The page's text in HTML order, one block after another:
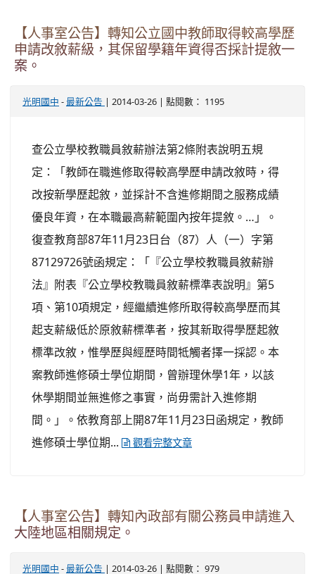
【人事室公告】轉知公立國中教師取得較高學歷
申請改敘薪級，其保留學籍年資得否採計提敘一
案。
光明國中 - 最新公告 | 2014-03-26 | 點閱數： 1195
查公立學校教職員敘薪辦法第2條附表說明五規
定：「教師在職進修取得較高學歷申請改敘時，得
改按新學歷起敘，並採計不含進修期間之服務成績
優良年資，在本職最高薪範圍內按年提敘。…」。
復查教育部87年11月23日台（87）人（一）字第
87129726號函規定：「『公立學校教職員敘薪辦
法』附表『公立學校教職員敘薪標準表說明』第5
項、第10項規定，經繼續進修所取得較高學歷而其
起支薪級低於原敘薪標準者，按其新取得學歷起敘
標準改敘，惟學歷與經歷時間牴觸者擇一採認。本
案教師進修碩士學位期間，曾辦理休學1年，以該
休學期間並無進修之事實，尚毋需計入進修期
間。」。依教育部上開87年11月23日函規定，教師
進修碩士學位期...
觀看完整文章
【人事室公告】轉知內政部有關公務員申請進入
大陸地區相關規定。
光明國中 - 最新公告 | 2014-03-26 | 點閱數： 979